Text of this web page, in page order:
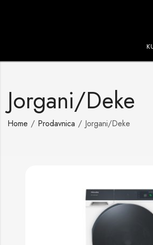
Jorgani/Deke
Home Prodavnica Jorgani/Deke